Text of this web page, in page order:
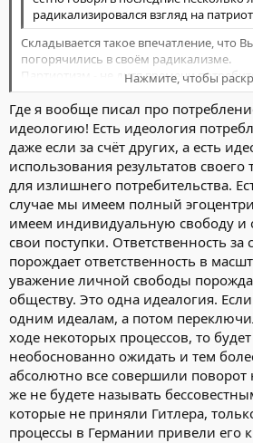
радикализировался взгляд на
Нажмите, чтобы
Складывается такое впечатление, что
погорячились в своём радикализме.
Партиотизм - не дитя времени
иррациональное. Это или есть, или
чувство патриотизма можно развить и
Да, страны меняются. Но... А может
всегда в лучшую сторону, как раз
массы (а как это еще назвать?)
Патриотизм как совесть. Её, совесть,
подправить, слегка продать,
чём-то конечно изменить можно. Но
которые настоящий человек никогда и
По крайней мере к некой внутренней
стремиться.
Нажмите, чтобы
Где я вообще писал про
идеологию! Есть идеология
даже если за счёт других, а есть
использования результатов своего
для излишнего потребительства.
случае мы имеем полный
имеем индивидуальную свободу и
свои поступки. Ответственность за
порождает ответственность в
уважение личной свободы
обществу. Это одна идеалогия.
одним идеалам, а потом
ходе некоторых процессов, то
необоснованно ожидать и тем
абсолютно все совершили поворот
же не будете называть
которые не приняли Гитлера,
процессы в Германии привели его